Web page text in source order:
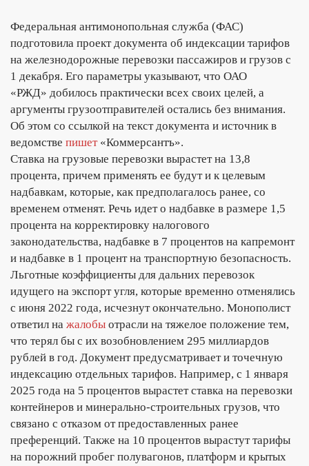
Федеральная антимонопольная служба (ФАС)
подготовила проект документа об индексации тарифов
на железнодорожные перевозки пассажиров и грузов с
1 декабря. Его параметры указывают, что ОАО
«РЖД» добилось практически всех своих целей, а
аргументы грузоотправителей остались без внимания.
Об этом со ссылкой на текст документа и источник в
ведомстве пишет «Коммерсантъ».
Ставка на грузовые перевозки вырастет на 13,8
процента, причем применять ее будут и к целевым
надбавкам, которые, как предполагалось ранее, со
временем отменят. Речь идет о надбавке в размере 1,5
процента на корректировку налогового
законодательства, надбавке в 7 процентов на капремонт
и надбавке в 1 процент на транспортную безопасность.
Льготные коэффициенты для дальних перевозок
идущего на экспорт угля, которые временно отменялись
с июня 2022 года, исчезнут окончательно. Монополист
ответил на жалобы отрасли на тяжелое положение тем,
что терял бы с их возобновлением 295 миллиардов
рублей в год. Документ предусматривает и точечную
индексацию отдельных тарифов. Например, с 1 января
2025 года на 5 процентов вырастет ставка на перевозки
контейнеров и минерально-строительных грузов, что
связано с отказом от предоставленных ранее
преференций. Также на 10 процентов вырастут тарифы
на порожний пробег полувагонов, платформ и крытых